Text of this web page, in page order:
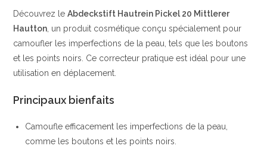
Aloe
Vera
&
Huile
dArbre
Thé
Découvrez leAbdeckstift Hautrein Pickel 20 Mittlerer
Hautton , un produit cosmétique conçu spécialement pour
camoufler les imperfections de la peau, tels que les boutons
et les points noirs. Ce correcteur pratique est idéal pour une
utilisation en déplacement.
Principaux bienfaits
Camoufle efficacement les imperfections de la peau,
comme les boutons et les points noirs.